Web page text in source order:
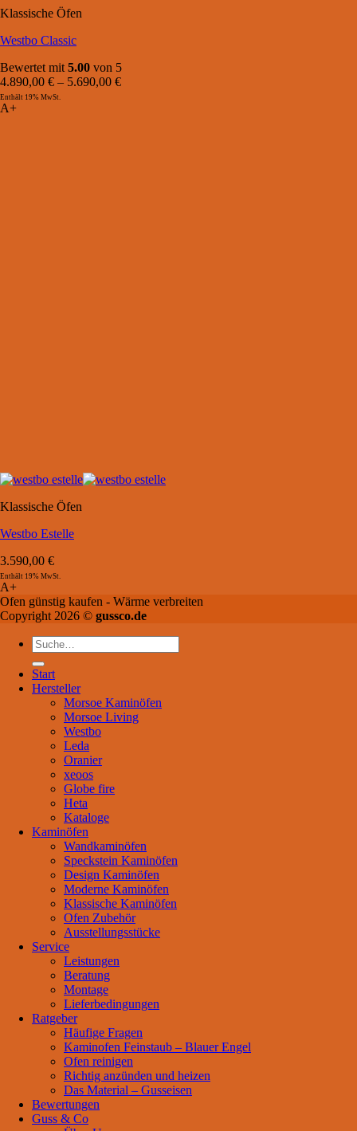
Klassische Öfen
Westbo Classic
Bewertet mit 5.00 von 5
4.890,00 € – 5.690,00 €
Enthält 19% MwSt.
A+
Klassische Öfen
Westbo Estelle
3.590,00 €
Enthält 19% MwSt.
A+
Ofen günstig kaufen - Wärme verbreiten
Copyright 2026 © gussco.de
Suche
nach:
Start
Hersteller
Morsoe Kaminöfen
Morsoe Living
Westbo
Leda
Oranier
xeoos
Globe fire
Heta
Kataloge
Kaminöfen
Wandkaminöfen
Speckstein Kaminöfen
Design Kaminöfen
Moderne Kaminöfen
Klassische Kaminöfen
Ofen Zubehör
Ausstellungsstücke
Service
Leistungen
Beratung
Montage
Lieferbedingungen
Ratgeber
Häufige Fragen
Kaminofen Feinstaub – Blauer Engel
Ofen reinigen
Richtig anzünden und heizen
Das Material – Gusseisen
Bewertungen
Guss & Co